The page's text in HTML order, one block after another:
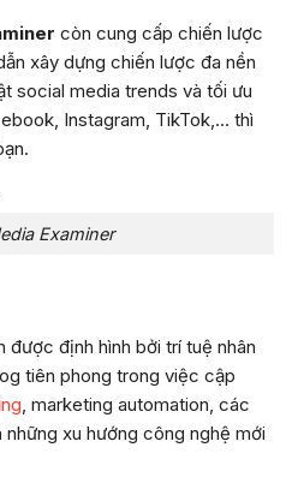
còn cung cấp chiến lược
xây dựng chiến lược đa nền
social media trends và tối ưu
Instagram, TikTok,… thì
Examiner
được định hình bởi trí tuệ nhân
tiên phong trong việc cập
, marketing automation, các
xu hướng công nghệ mới